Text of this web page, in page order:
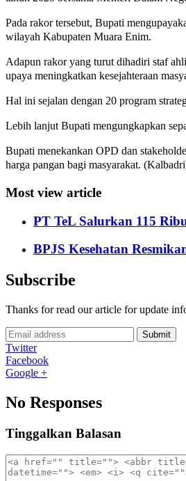
Pada rakor tersebut, Bupati
wilayah Kabupaten Muara Enim.
Adapun rakor yang turut dihadiri staf
upaya meningkatkan kesejahteraan
Hal ini sejalan dengan 20 program
Lebih lanjut Bupati mengungkapkan
Bupati menekankan OPD dan
harga pangan bagi masyarakat.
Most view article
PT TeL Salurkan 115
BPJS Kesehatan
Subscribe
Thanks for read our article for update
Submit
Twitter
Facebook
Google +
No Responses
Tinggalkan Balasan